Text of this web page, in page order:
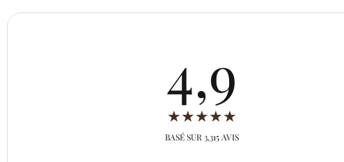
4,9
★★★★★
BASÉ SUR 3,315 AVIS